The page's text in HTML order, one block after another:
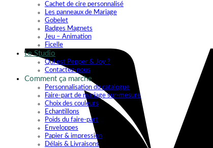
Cachet de cire personnalisé
Les panneaux de Mariage
Gobelet
Badges Magnets
Jeu – Animation
Ficelle
Le Studio
Qui est Pepper & Joy ?
Contactez-nous
Comment ça marche
Personnalisation du catalogue
Faire-part de mariage sur-mesure
Choix des couleurs
Echantillons
Poids du faire-part
Enveloppes
Papier & impression
Délais & Livraisons